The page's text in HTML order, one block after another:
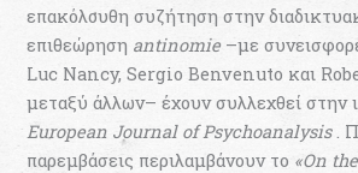
επακόλουθη συζήτηση στην
επιθεώρηση antinomie –με
Luc Nancy, Sergio Benvenuto και
μεταξύ άλλων– έχουν συλλεχθεί στην
European Journal of Psychoanalysis.
παρεμβάσεις περιλαμβάνουν το «On the